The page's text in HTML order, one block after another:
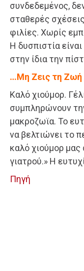
συνδεδεμένος,
σταθερές
φιλίες. Χωρίς
Η δυσπιστία
στην ίδια την
…Μη Ζεις τη Ζωή
Καλό χιούμορ.
συμπληρώνουν
μακροζωϊα. Το
να βελτιώνει το
καλό χιούμορ
γιατρού.» Η
Πηγή